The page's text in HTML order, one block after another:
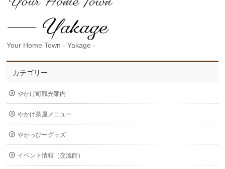
Your Home Town - Yakage -
カテゴリー
やかげ町観光案内
やかげ茶屋メニュー
やかっぴーグッズ
イベント情報（交流館）